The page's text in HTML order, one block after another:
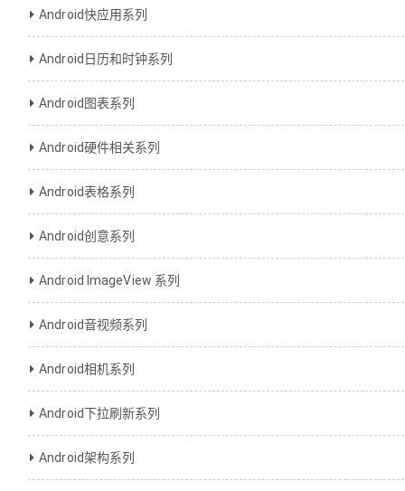
Android快应用系列
Android日历和时钟系列
Android图表系列
Android硬件相关系列
Android表格系列
Android创意系列
Android ImageView 系列
Android音视频系列
Android相机系列
Android下拉刷新系列
Android架构系列